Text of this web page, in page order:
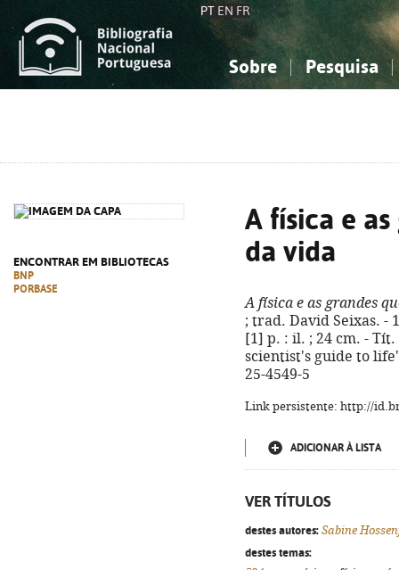
PT EN FR
Sobre Pesquisa
ENCONTRAR EM BIBLIOTECAS
BNP
PORBASE
A física e
da vida
A física e as grandes
; trad. David Seixas. -
[1] p. : il. ; 24 cm. -
scientist's guide to
25-4549-5
Link persistente: http://
ADICIONAR À LISTA
VER TÍTULOS
destes autores: Sabine
destes temas: